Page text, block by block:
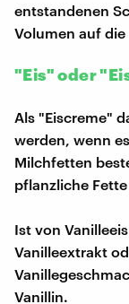
entstandenen
Volumen auf die
"Eis" oder
Als "Eiscreme"
werden, wenn
Milchfetten
pflanzliche
Ist von
Vanilleextrakt
Vanillin.